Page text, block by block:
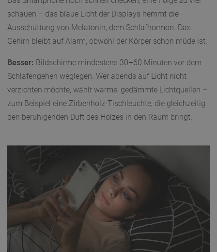
schauen – das blaue Licht der Displays hemmt die
Ausschüttung von Melatonin, dem Schlafhormon. Das
Gehirn bleibt auf Alarm, obwohl der Körper schon müde ist.
Besser: Bildschirme mindestens 30–60 Minuten vor dem
Schlafengehen weglegen. Wer abends auf Licht nicht
verzichten möchte, wählt warme, gedämmte Lichtquellen –
zum Beispiel eine Zirbenholz-Tischleuchte, die gleichzeitig
den beruhigenden Duft des Holzes in den Raum bringt.